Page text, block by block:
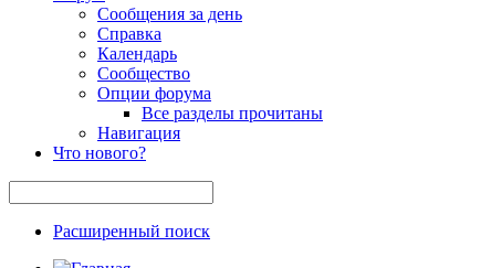
Сообщения за день
Справка
Календарь
Сообщество
Опции форума
Все разделы прочитаны
Навигация
Что нового?
Расширенный поиск